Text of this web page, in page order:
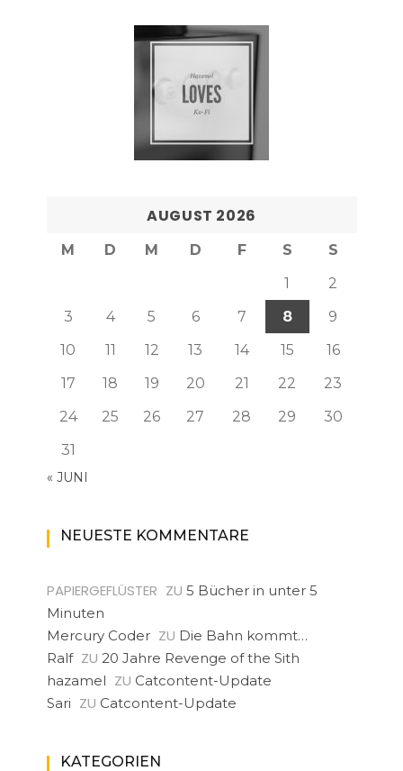
AUGUST 2026
M D M D F S
S
1
2
3
4 5 6 7 8
9
10
11 12 13 14 15
16
17
18 19 20 21 22
23
24
25 26 27 28 29
30
31
« JUNI
NEUESTE KOMMENTARE
PAPIERGEFLÜSTER ZU 5 Bücher in unter 5
Minuten
Mercury Coder ZU Die Bahn kommt…
Ralf ZU 20 Jahre Revenge of the Sith
hazamel ZU Catcontent-Update
Sari ZU Catcontent-Update
KATEGORIEN